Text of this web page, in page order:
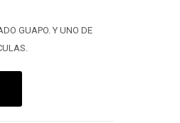
GUAPO. Y UNO DE